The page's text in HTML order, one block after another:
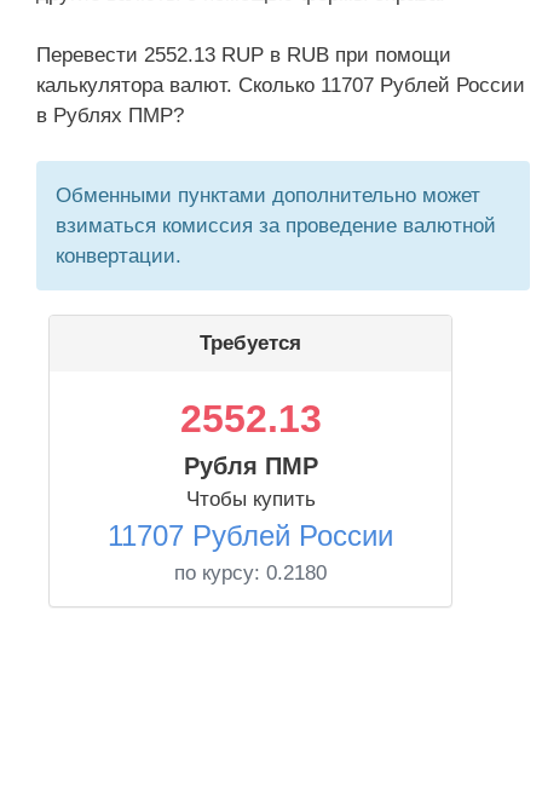
Перевести 2552.13 RUP в RUB при помощи
калькулятора валют. Сколько 11707 Рублей России
в Рублях ПМР?
Обменными пунктами дополнительно может
взиматься комиссия за проведение валютной
конвертации.
Требуется
2552.13
Рубля ПМР
Чтобы купить
11707 Рублей России
по курсу: 0.2180